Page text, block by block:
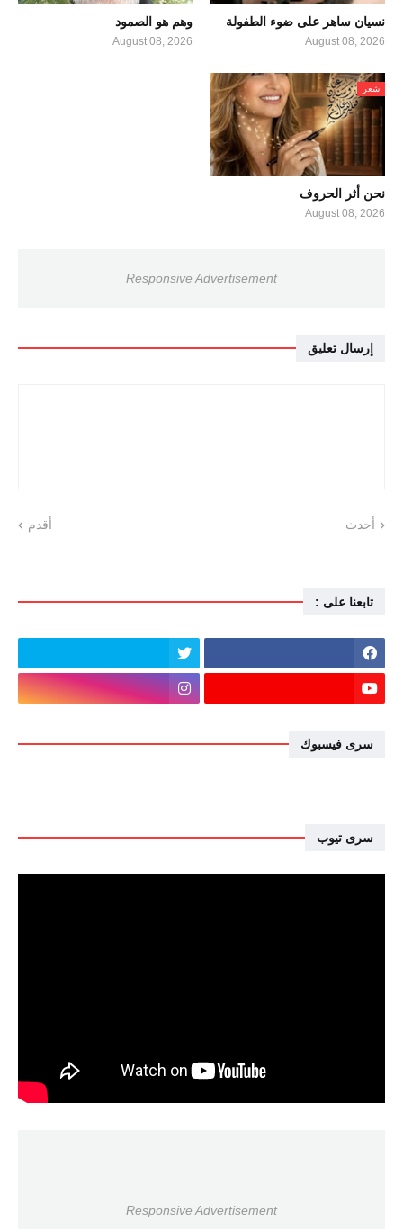
نسيان ساهر على ضوء الطفولة
August 08, 2026
وهم هو الصمود
August 08, 2026
شعر
نحن أثر الحروف
August 08, 2026
Responsive Advertisement
إرسال تعليق
أحدث أقدم
تابعنا على :
سرى فيسبوك
سرى تيوب
Responsive Advertisement